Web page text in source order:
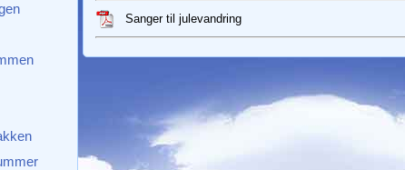
Sanger til julevandring